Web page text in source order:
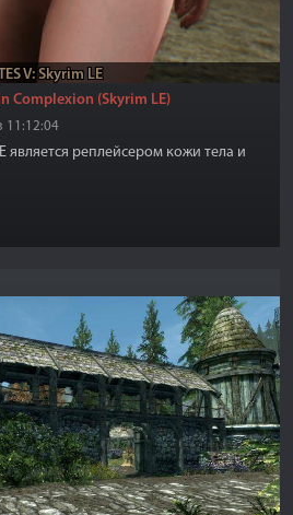
V: Skyrim LE
Complexion (Skyrim LE)
11:12:04
является реплейсером кожи тела и